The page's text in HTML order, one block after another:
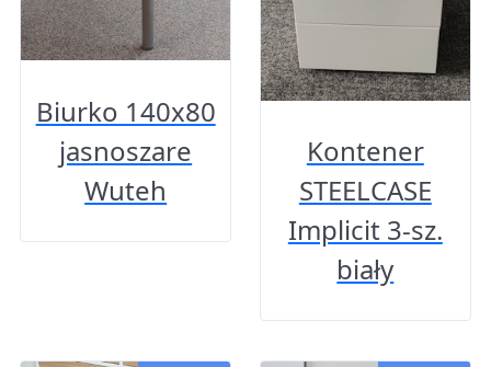
Biurko 140x80
jasnoszare
Wuteh
Kontener
STEELCASE
Implicit 3-sz.
biały